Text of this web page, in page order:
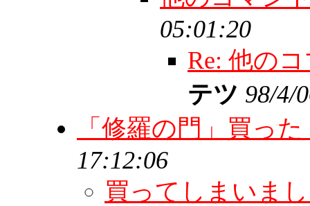
05:01:20
Re: 他の
テツ 98/4/
「修羅の門」買っ
17:12:06
買ってしまいま